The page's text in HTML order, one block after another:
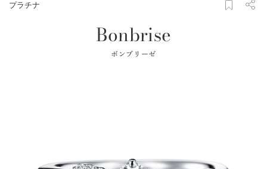
プラチナ
Bonbrise
ボンブリーゼ